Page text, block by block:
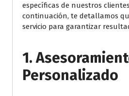
específicas de nuestros
continuación, te detallamos
servicio para garantizar
1.
Personalizado